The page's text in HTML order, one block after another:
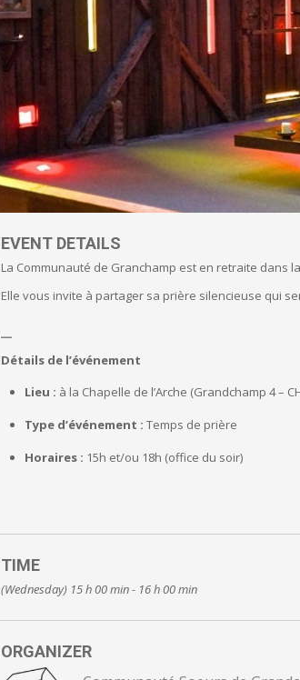
EVENT DETAILS
La Communauté de Granchamp est en retraite dans
Elle vous invite à partager sa prière silencieuse qui
_
Détails de l’événement
Lieu : à la Chapelle de l’Arche (Grandchamp 4 –
Type d’événement : Temps de prière
Horaires : 15h et/ou 18h (office du soir)
TIME
(Wednesday) 15 h 00 min - 16 h 00 min
ORGANIZER